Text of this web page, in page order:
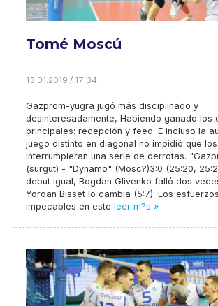
Tomé Moscú
13.01.2019 / 17:34
Gazprom-yugra jugó más disciplinado y
desinteresadamente, Habiendo ganado los
principales: recepción y feed. E incluso la
juego distinto en diagonal no impidió que
interrumpieran una serie de derrotas.
(surgut) - "Dynamo" (Mosc?)3:0 (25:20,
debut igual, Bogdan Glivenko falló dos
Yordan Bisset lo cambia (5:7). Los
impecables en este leer m?s »